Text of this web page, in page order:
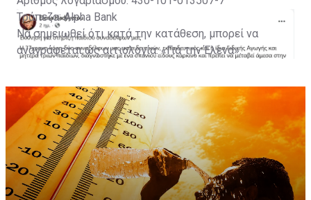
Τράπεζα: Alpha Bank
Να σημειωθεί ότι κατά την κατάθεση, μπορεί να
αναγράφεται ως αιτιολογία: «Για την Έλενα».